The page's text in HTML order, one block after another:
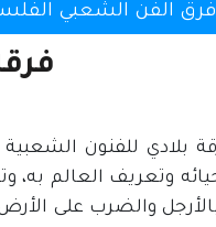
فرق الفن الشعبي
والضرب على